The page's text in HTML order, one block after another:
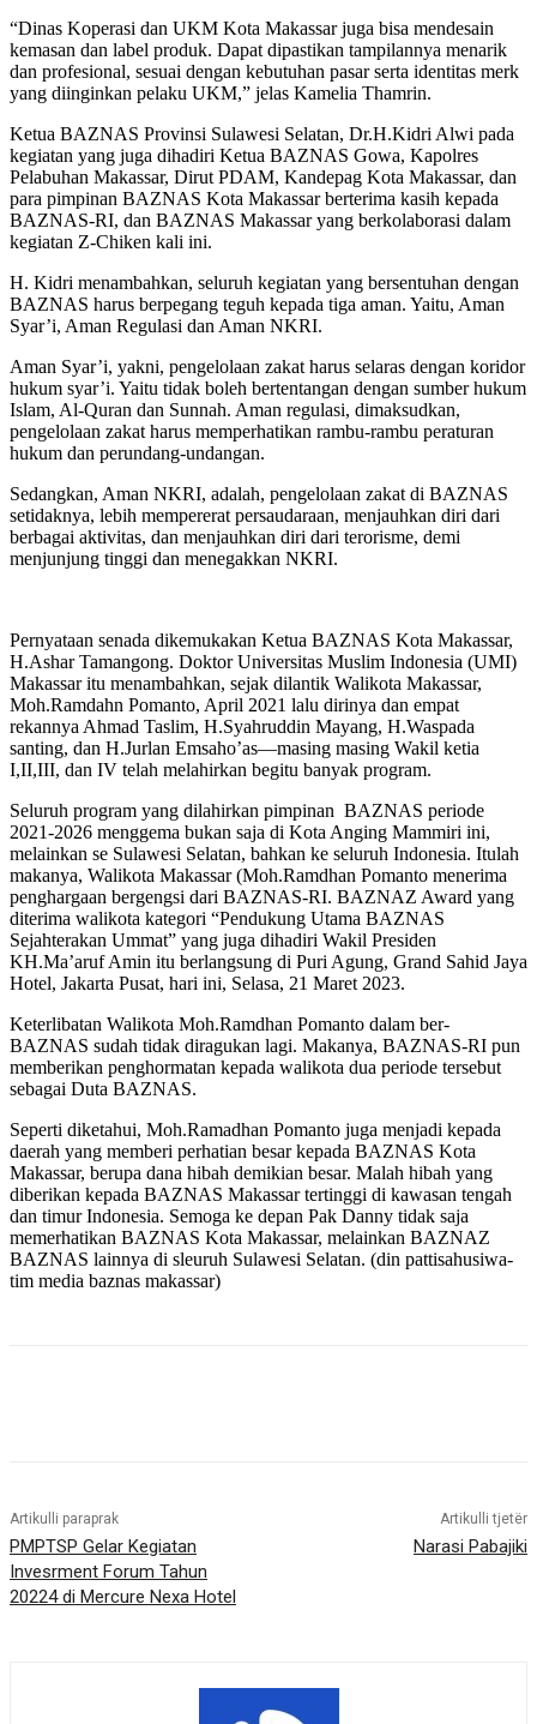
“Dinas Koperasi dan UKM Kota Makassar juga bisa mendesain
kemasan dan label produk. Dapat dipastikan tampilannya menarik
dan profesional, sesuai dengan kebutuhan pasar serta identitas merk
yang diinginkan pelaku UKM,” jelas Kamelia Thamrin.
Ketua BAZNAS Provinsi Sulawesi Selatan, Dr.H.Kidri Alwi pada
kegiatan yang juga dihadiri Ketua BAZNAS Gowa, Kapolres
Pelabuhan Makassar, Dirut PDAM, Kandepag Kota Makassar, dan
para pimpinan BAZNAS Kota Makassar berterima kasih kepada
BAZNAS-RI, dan BAZNAS Makassar yang berkolaborasi dalam
kegiatan Z-Chiken kali ini.
H. Kidri menambahkan, seluruh kegiatan yang bersentuhan dengan
BAZNAS harus berpegang teguh kepada tiga aman. Yaitu, Aman
Syar’i, Aman Regulasi dan Aman NKRI.
Aman Syar’i, yakni, pengelolaan zakat harus selaras dengan koridor
hukum syar’i. Yaitu tidak boleh bertentangan dengan sumber hukum
Islam, Al-Quran dan Sunnah. Aman regulasi, dimaksudkan,
pengelolaan zakat harus memperhatikan rambu-rambu peraturan
hukum dan perundang-undangan.
Sedangkan, Aman NKRI, adalah, pengelolaan zakat di BAZNAS
setidaknya, lebih mempererat persaudaraan, menjauhkan diri dari
berbagai aktivitas, dan menjauhkan diri dari terorisme, demi
menjunjung tinggi dan menegakkan NKRI.
Pernyataan senada dikemukakan Ketua BAZNAS Kota Makassar,
H.Ashar Tamangong. Doktor Universitas Muslim Indonesia (UMI)
Makassar itu menambahkan, sejak dilantik Walikota Makassar,
Moh.Ramdahn Pomanto, April 2021 lalu dirinya dan empat
rekannya Ahmad Taslim, H.Syahruddin Mayang, H.Waspada
santing, dan H.Jurlan Emsaho’as—masing masing Wakil ketia
I,II,III, dan IV telah melahirkan begitu banyak program.
Seluruh program yang dilahirkan pimpinan BAZNAS periode
2021-2026 menggema bukan saja di Kota Anging Mammiri ini,
melainkan se Sulawesi Selatan, bahkan ke seluruh Indonesia. Itulah
makanya, Walikota Makassar (Moh.Ramdhan Pomanto menerima
penghargaan bergengsi dari BAZNAS-RI. BAZNAZ Award yang
diterima walikota kategori “Pendukung Utama BAZNAS
Sejahterakan Ummat” yang juga dihadiri Wakil Presiden
KH.Ma’aruf Amin itu berlangsung di Puri Agung, Grand Sahid Jaya
Hotel, Jakarta Pusat, hari ini, Selasa, 21 Maret 2023.
Keterlibatan Walikota Moh.Ramdhan Pomanto dalam ber-
BAZNAS sudah tidak diragukan lagi. Makanya, BAZNAS-RI pun
memberikan penghormatan kepada walikota dua periode tersebut
sebagai Duta BAZNAS.
Seperti diketahui, Moh.Ramadhan Pomanto juga menjadi kepada
daerah yang memberi perhatian besar kepada BAZNAS Kota
Makassar, berupa dana hibah demikian besar. Malah hibah yang
diberikan kepada BAZNAS Makassar tertinggi di kawasan tengah
dan timur Indonesia. Semoga ke depan Pak Danny tidak saja
memerhatikan BAZNAS Kota Makassar, melainkan BAZNAZ
BAZNAS lainnya di sleuruh Sulawesi Selatan. (din pattisahusiwa-
tim media baznas makassar)
Artikulli paraprak
PMPTSP Gelar Kegiatan
Invesrment Forum Tahun
20224 di Mercure Nexa Hotel
Artikulli tjetër
Narasi Pabajiki